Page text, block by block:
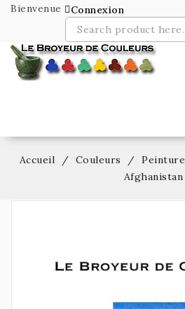
Bienvenue Connexion
Accueil Couleurs Peinture
Afghanistan